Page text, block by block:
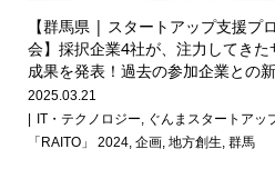
【群馬県 | スタートアップ支援プ
会】採択企業4社が、注力してき
成果を発表！過去の参加企業との
2025.03.21
IT・テクノロジー, ぐんまスタートアッ
「RAITO」 2024, 企画, 地方創生, 群馬